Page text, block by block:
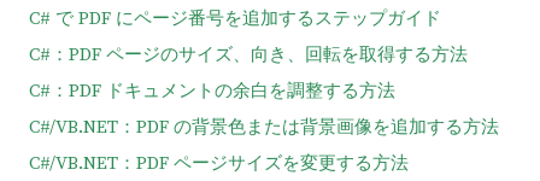
C# で PDF にページ番号を追加するステップガイド
C#：PDF ページのサイズ、向き、回転を取得する方法
C#：PDF ドキュメントの余白を調整する方法
C#/VB.NET：PDF の背景色または背景画像を追加する方法
C#/VB.NET：PDF ページサイズを変更する方法